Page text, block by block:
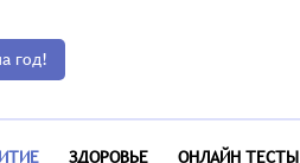
год!
ЗДОРОВЬЕ ОНЛАЙН ТЕСТЫ